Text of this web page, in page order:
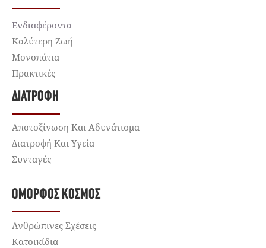
Ενδιαφέροντα
Καλύτερη Ζωή
Μονοπάτια
Πρακτικές
ΔΙΑΤΡΟΦΉ
Αποτοξίνωση Και Αδυνάτισμα
Διατροφή Και Υγεία
Συνταγές
ΌΜΟΡΦΟΣ ΚΌΣΜΟΣ
Ανθρώπινες Σχέσεις
Κατοικίδια